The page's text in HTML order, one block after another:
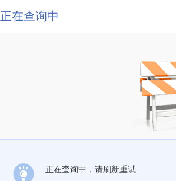
正在查询中
正在查询中，请刷新重试